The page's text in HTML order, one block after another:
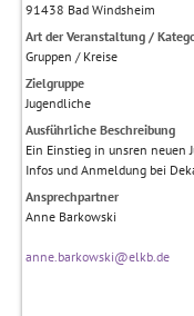
91438 Bad Windsheim
Art der Veranstaltung /
Gruppen / Kreise
Zielgruppe
Jugendliche
Ausführliche Beschreibung
Ein Einstieg in unsren neuen
Infos und Anmeldung bei
Ansprechpartner
Anne Barkowski
anne.barkowski@elkb.de